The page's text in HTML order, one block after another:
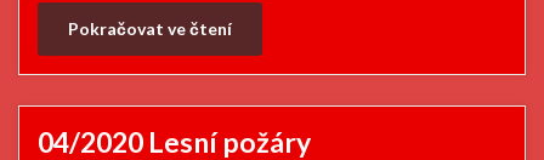
Pokračovat ve čtení
04/2020 Lesní požáry